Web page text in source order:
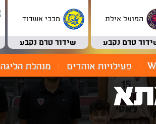
הפועל אילת
טרם נקבע
מכבי אשדוד
שידור טרם נקבע
פעילויות אוהדים מנהלת הליגה